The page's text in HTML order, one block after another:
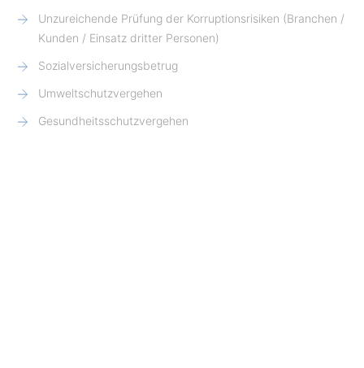
Unzureichende Prüfung der Korruptionsrisiken (Branchen /
Kunden / Einsatz dritter Personen)
Sozialversicherungsbetrug
Umweltschutzvergehen
Gesundheitsschutzvergehen